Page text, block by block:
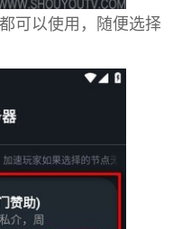
可以使用，随便选择